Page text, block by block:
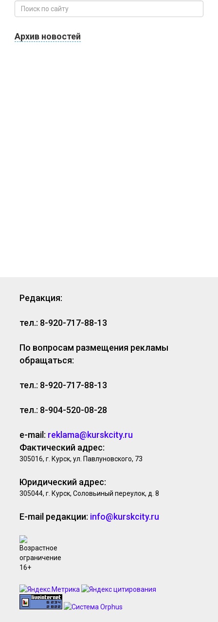
Архив новостей
Редакция:
тел.: 8-920-717-88-13
По вопросам размещения рекламы
обращаться:
тел.: 8-920-717-88-13
тел.: 8-904-520-08-28
e-mail: reklama@kurskcity.ru
Фактический адрес:
305016, г. Курск, ул. Павлуновского, 73
Юридический адрес:
305044, г. Курск, Соловьиный переулок, д. 8
E-mail редакции: info@kurskcity.ru